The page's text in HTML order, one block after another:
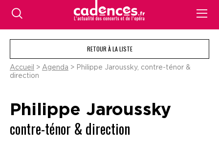
RETOUR À LA LISTE
Accueil > Agenda > Philippe Jaroussky, contre-ténor &
direction
Philippe Jaroussky
contre-ténor & direction